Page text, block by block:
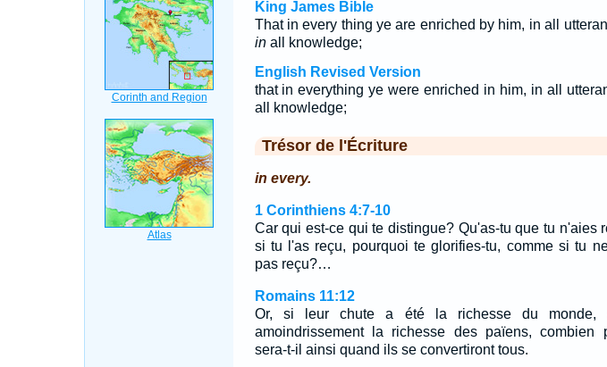
King James Bible
That in every thing ye are enriched by him, in all
inall knowledge;
English Revised Version
that in everything ye were enriched in him, in all
all knowledge;
Trésor de l'Écriture
in every.
1 Corinthiens 4:7-10
Car qui est-ce qui te distingue? Qu'as-tu que tu n'aies
si tu l'as reçu, pourquoi te glorifies-tu, comme si tu
pas reçu?…
Romains 11:12
Or, si leur chute a été la richesse du monde,
amoindrissement la richesse des païens, combien
sera-t-il ainsi quand ils se convertiront tous.